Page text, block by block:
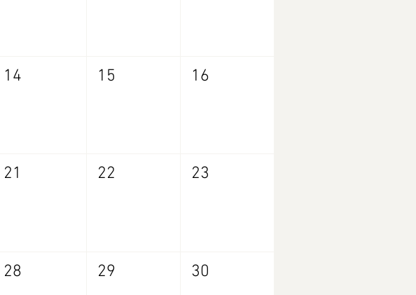
14 15 16
21 22 23
28 29 30